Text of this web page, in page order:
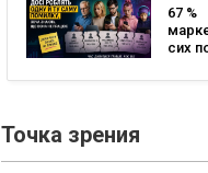
67 %
сих
Точка зрения